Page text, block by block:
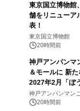
東京国立博物館
舗をリニュー
表！
東京国立博物館
20時間前
神戸アンパンマ
＆モールに 新
2027年2月「ぼ
オープン
神戸アンパンマン
ル 20時間前